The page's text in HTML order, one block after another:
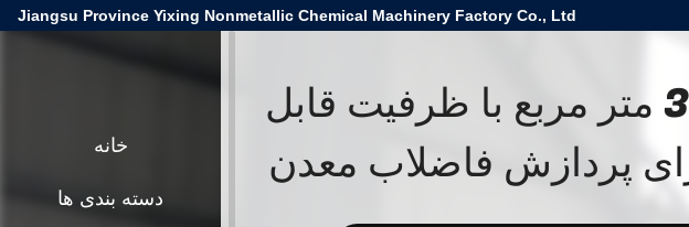
Jiangsu Province Yixing Nonmetallic Chemical Machinery Factory Co., Ltd
فیلتر خلاء سرامیکی 36 متر مربع با ظرفیت قابل
پردازش فاضلاب معدن
خانه
دسته بندی ها